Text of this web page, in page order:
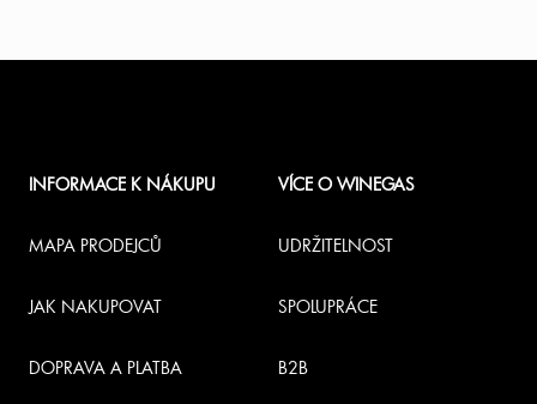
INFORMACE K NÁKUPU
MAPA PRODEJCŮ
JAK NAKUPOVAT
DOPRAVA A PLATBA
VÍCE O WINEGAS
UDRŽITELNOST
SPOLUPRÁCE
B2B